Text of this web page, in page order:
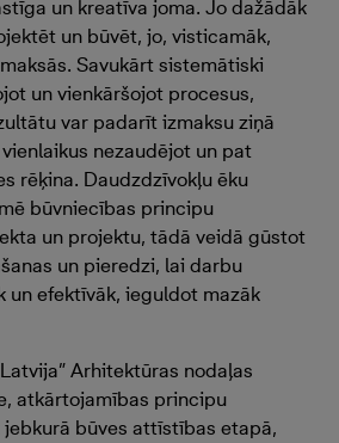
un kreatīva joma. Jo dažādāk
un būvēt, jo, visticamāk,
Savukārt sistemātiski
un vienkāršojot procesus,
var padarīt izmaksu ziņā
nezaudējot un pat
rēķina. Daudzdzīvokļu ēku
būvniecības principu
un projektu, tādā veidā gūstot
un pieredzi, lai darbu
un efektīvāk, ieguldot mazāk
Arhitektūras nodaļas
atkārtojamības principu
būves attīstības etapā,